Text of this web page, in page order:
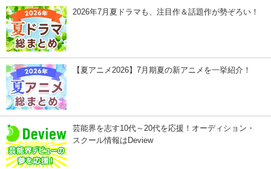
2026年7月夏ドラマも、注目作＆話題作が勢ぞろい！
【夏アニメ2026】7月期夏の新アニメを一挙紹介！
芸能界を志す10代～20代を応援！オーディション・
スクール情報はDeview